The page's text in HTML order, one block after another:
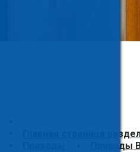
Главная страница
Приводы